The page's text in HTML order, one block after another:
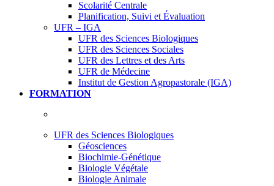
Scolarité Centrale
Planification, Suivi et Évaluation
UFR – IGA
UFR des Sciences Biologiques
UFR des Sciences Sociales
UFR des Lettres et des Arts
UFR de Médecine
Institut de Gestion Agropastorale (IGA)
FORMATION
UFR des Sciences Biologiques
Géosciences
Biochimie-Génétique
Biologie Végétale
Biologie Animale